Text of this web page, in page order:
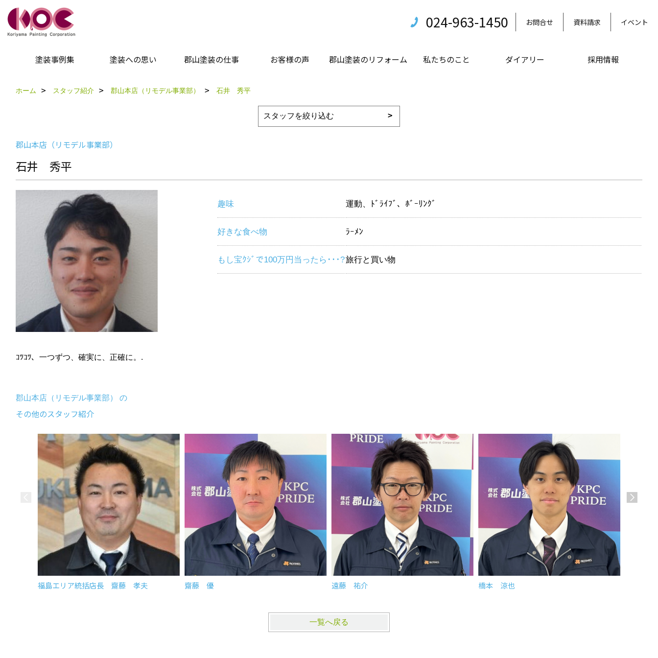
024-963-1450 お問合せ 資料請求 イベント
塗装事例集 塗装への思い 郡山塗装の仕事 お客様の声 郡山塗装のリフォーム 私たちのこと ダイアリー 採用情報
ホーム スタッフ紹介 郡山本店（リモデル事業部） 石井 秀平
郡山本店（リモデル事業部）
石井 秀平
趣味 運動、ﾄﾞﾗｲﾌﾞ、ﾎﾞｰﾘﾝｸﾞ
好きな食べ物 ﾗｰﾒﾝ
もし宝ｸｼﾞで100万円当ったら･･･?旅行と買い物
ｺﾂｺﾂ、一つずつ、確実に、正確に。.
郡山本店（リモデル事業部） の
その他のスタッフ紹介
福島エリア統括店長 齋藤 孝夫 齋藤 優 遠藤 祐介 橋本 涼也
一覧へ戻る